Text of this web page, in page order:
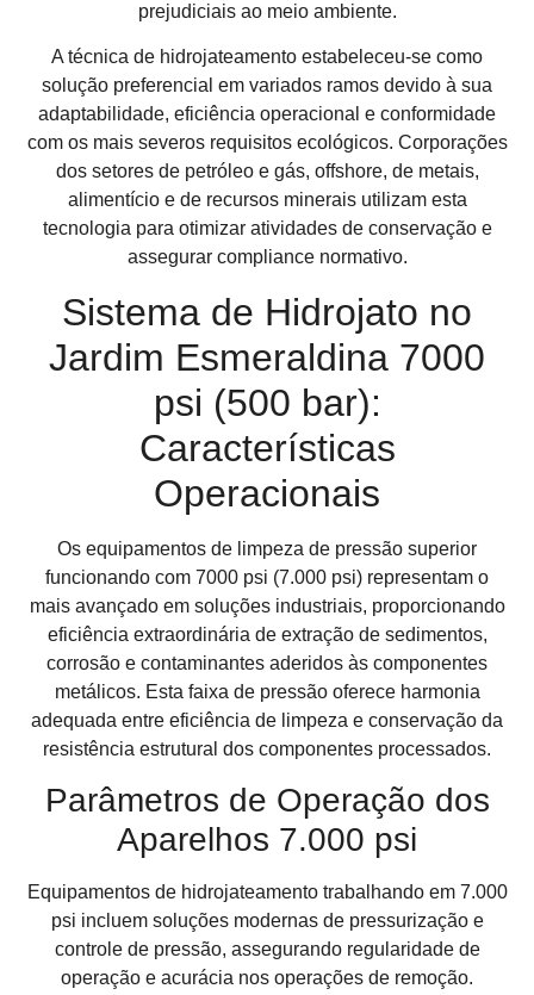
prejudiciais ao meio ambiente.
A técnica de hidrojateamento estabeleceu-se como
solução preferencial em variados ramos devido à sua
adaptabilidade, eficiência operacional e conformidade
com os mais severos requisitos ecológicos. Corporações
dos setores de petróleo e gás, offshore, de metais,
alimentício e de recursos minerais utilizam esta
tecnologia para otimizar atividades de conservação e
assegurar compliance normativo.
Sistema de Hidrojato no
Jardim Esmeraldina 7000
psi (500 bar):
Características
Operacionais
Os equipamentos de limpeza de pressão superior
funcionando com 7000 psi (7.000 psi) representam o
mais avançado em soluções industriais, proporcionando
eficiência extraordinária de extração de sedimentos,
corrosão e contaminantes aderidos às componentes
metálicos. Esta faixa de pressão oferece harmonia
adequada entre eficiência de limpeza e conservação da
resistência estrutural dos componentes processados.
Parâmetros de Operação dos
Aparelhos 7.000 psi
Equipamentos de hidrojateamento trabalhando em 7.000
psi incluem soluções modernas de pressurização e
controle de pressão, assegurando regularidade de
operação e acurácia nos operações de remoção.